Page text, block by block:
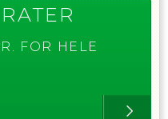
RATER
FOR HELE